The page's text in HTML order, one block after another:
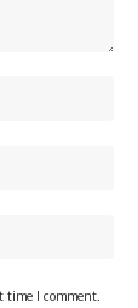
time I comment.